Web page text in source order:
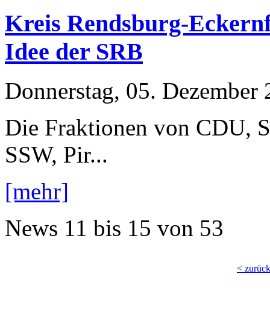
Kreis Rendsburg-
Idee der SRB
Donnerstag, 05. Dezember
Die Fraktionen von CDU,
SSW, Pir...
[mehr]
News 11 bis 15 von 53
< zurück